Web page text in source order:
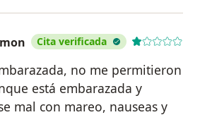
Cita verificada
no me permitieron
está embarazada y
mal con mareo, nauseas y